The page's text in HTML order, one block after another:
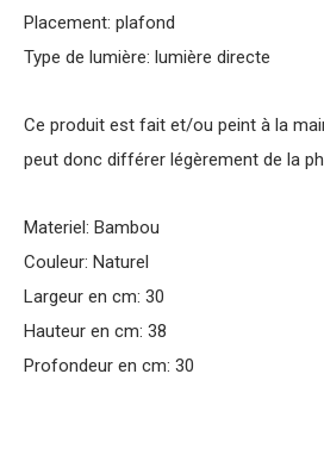
Placement: plafond
Type de lumière: lumière directe
Ce produit est fait et/ou peint à la
peut donc différer légèrement de la
Materiel: Bambou
Couleur: Naturel
Largeur en cm: 30
Hauteur en cm: 38
Profondeur en cm: 30